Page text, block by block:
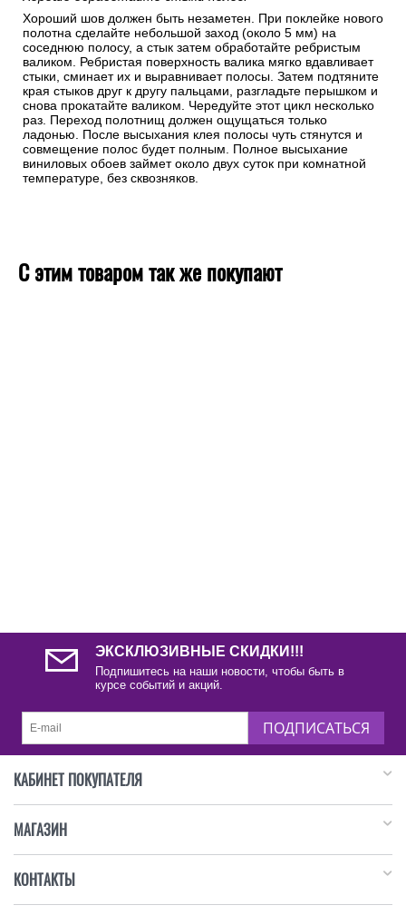
Хороший шов должен быть незаметен. При поклейке нового
полотна сделайте небольшой заход (около 5 мм) на
соседнюю полосу, а стык затем обработайте ребристым
валиком. Ребристая поверхность валика мягко вдавливает
стыки, сминает их и выравнивает полосы. Затем подтяните
края стыков друг к другу пальцами, разгладьте перышком и
снова прокатайте валиком. Чередуйте этот цикл несколько
раз. Переход полотнищ должен ощущаться только
ладонью. После высыхания клея полосы чуть стянутся и
совмещение полос будет полным. Полное высыхание
виниловых обоев займет около двух суток при комнатной
температуре, без сквозняков.
С этим товаром так же покупают
ЭКСКЛЮЗИВНЫЕ СКИДКИ!!!
Подпишитесь на наши новости, чтобы быть в
курсе событий и акций.
ПОДПИСАТЬСЯ
КАБИНЕТ ПОКУПАТЕЛЯ
МАГАЗИН
КОНТАКТЫ